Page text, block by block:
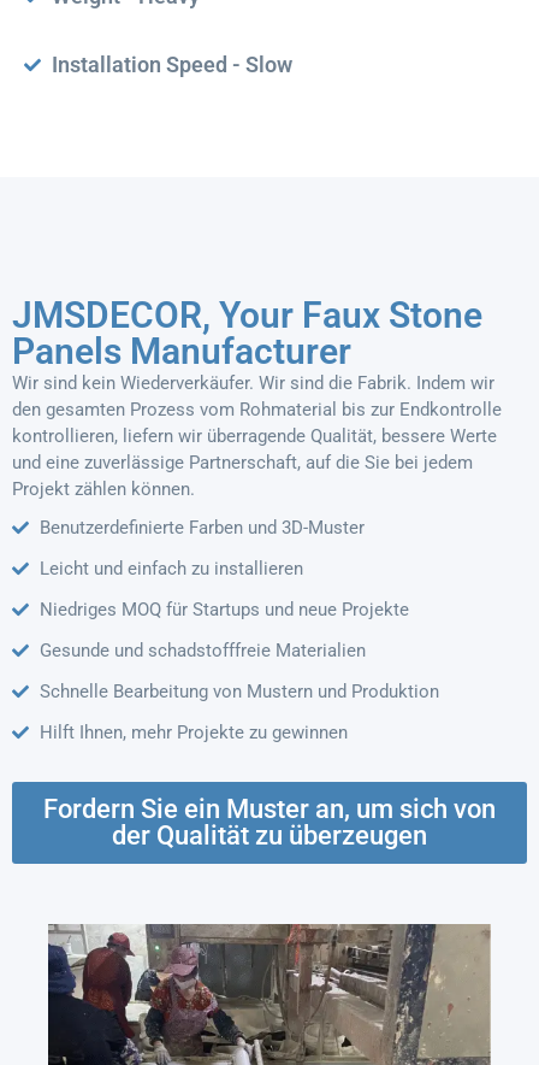
Installation Speed - Slow
JMSDECOR, Your Faux Stone
Panels Manufacturer
Wir sind kein Wiederverkäufer. Wir sind die Fabrik. Indem wir
den gesamten Prozess vom Rohmaterial bis zur Endkontrolle
kontrollieren, liefern wir überragende Qualität, bessere Werte
und eine zuverlässige Partnerschaft, auf die Sie bei jedem
Projekt zählen können.
Benutzerdefinierte Farben und 3D-Muster
Leicht und einfach zu installieren
Niedriges MOQ für Startups und neue Projekte
Gesunde und schadstofffreie Materialien
Schnelle Bearbeitung von Mustern und Produktion
Hilft Ihnen, mehr Projekte zu gewinnen
Fordern Sie ein Muster an, um sich von
der Qualität zu überzeugen